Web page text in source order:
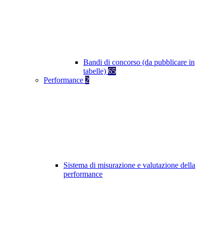
Bandi di concorso (da pubblicare in
tabelle) 65
Performance 2
Sistema di misurazione e valutazione della
performance